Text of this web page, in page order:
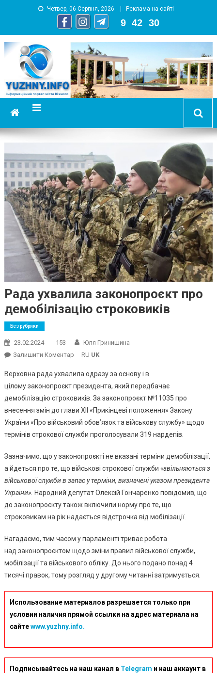
Четвер, 06 Серпня, 2026 Реклама на сайті
9 42 31
YUZHNY.INFO
информационный портал города Южный
Рада ухвалила законопроєкт про
демобілізацію строковиків
Без рубрики
23.02.2024 153
Юля Гринишина
Залишити КоментарOn
Ухвалила
Законопроєкт
Про
Демобілізацію
Строковиків
RU UK
Верховна рада ухвалила одразу за основу і в
цілому законопроєкт президента, який передбачає
демобілізацію строковиків. За законопроєкт №11035 про
внесення змін до глави XII «Прикінцеві положення» Закону
України «Про військовий обов’язок та військову службу» щодо
термінів строкової служби проголосували 319 нардепів.
Зазначимо, що у законопроєкті не вказані терміни демобілізації,
а йдеться про те, що військові строкової служби «звільняються з
військової служби в запас у терміни, визначені указом президента
України». Народний депутат Олексій Гончаренко повідомив, що
до законопроєкту також включили норму про те, що
строковикам на рік надається відстрочка від мобілізації.
Нагадаємо, тим часом у парламенті триває робота
над законопроєктом щодо зміни правил військової служби,
мобілізації та військового обліку. До нього подано понад 4
тисячі правок, тому розгляд у другому читанні затримується.
Использование материалов разрешается только при
условии наличия прямой ссылки на адрес материала на
сайтеwww.yuzhny.info.
Подписывайтесь на наш канал в Telegram и наш аккаунт в